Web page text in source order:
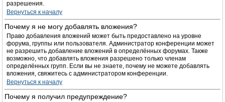
разрешения.
Вернуться к началу
Почему я не могу добавлять вложения?
Право добавления вложений может быть предоставлено на уровне
форума, группы или пользователя. Администратор конференции может
не разрешить добавление вложений в определённых форумах. Также
возможно, что добавлять вложения разрешено только членам
определённых групп. Если вы не знаете, почему не можете добавлять
вложения, свяжитесь с администратором конференции.
Вернуться к началу
Почему я получил предупреждение?